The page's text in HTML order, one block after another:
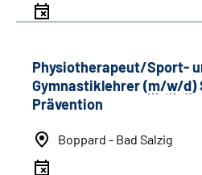
Physiotherapeut/Sport-
Gymnastiklehrer (m/w/d)
Prävention
Boppard - Bad Salzig